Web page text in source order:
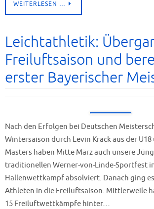
WEITERLESEN …
Leichtathletik:
Freiluftsaison und
erster Bayerischer
Nach den Erfolgen bei Deutschen
Wintersaison durch Levin Krack aus der
Masters haben Mitte März auch unsere
traditionellen Werner-von-Linde-Sportfest
Hallenwettkampf absolviert. Danach ging
Athleten in die Freiluftsaison. Mittlerweile
15 Freiluftwettkämpfe hinter…